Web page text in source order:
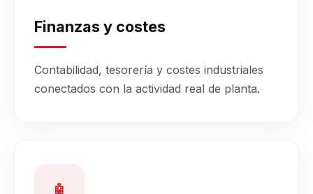
Finanzas y costes
Contabilidad, tesorería y costes industriales
conectados con la actividad real de planta.
🤖